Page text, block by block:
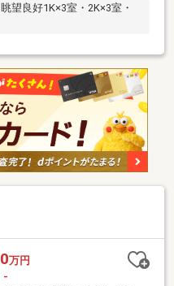
望良好1K×3室・2K×3室・
万円
-